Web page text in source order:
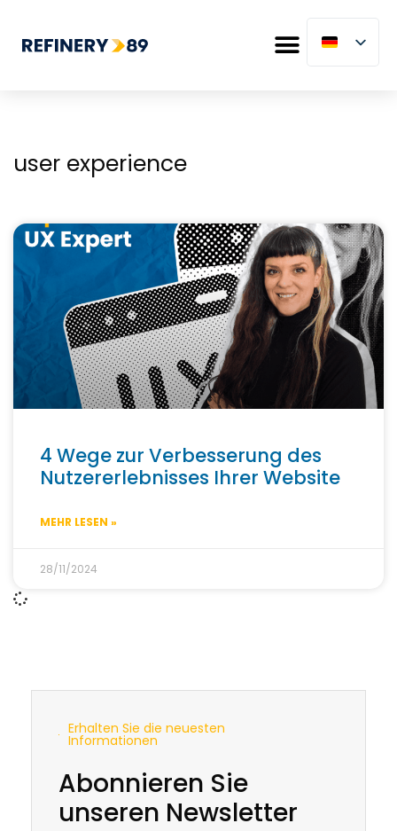
user experience
4 Wege zur Verbesserung des
Nutzererlebnisses Ihrer Website
MEHR LESEN »
28/11/2024
Erhalten Sie die neuesten
Informationen
Abonnieren Sie
unseren Newsletter